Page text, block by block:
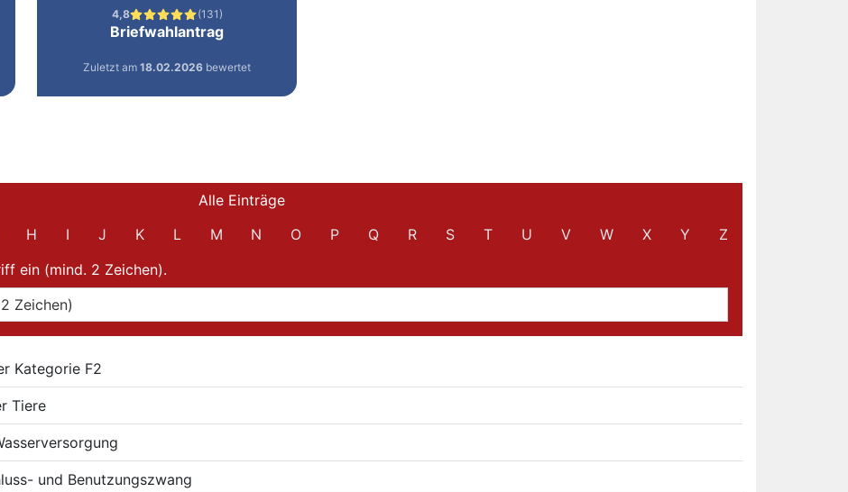
Alle Einträge
H I J K L M N O P Q R S T U V W X Y
Z
ein (mind. 2 Zeichen).
Kategorie F2
Tiere
und Benutzungszwang